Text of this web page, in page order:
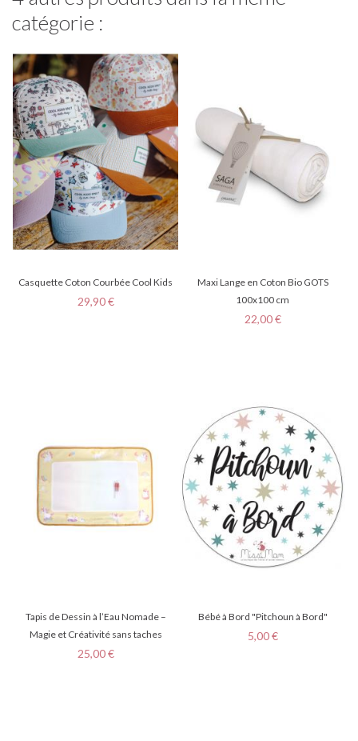
catégorie :
Casquette Coton Courbée Cool Kids
Prix
29,90 €
Maxi Lange en Coton Bio GOTS
100x100 cm
Prix
22,00 €
Tapis de Dessin à l’Eau Nomade –
Magie et Créativité sans taches
Prix
25,00 €
Bébé à Bord "Pitchoun à Bord"
Prix
5,00 €